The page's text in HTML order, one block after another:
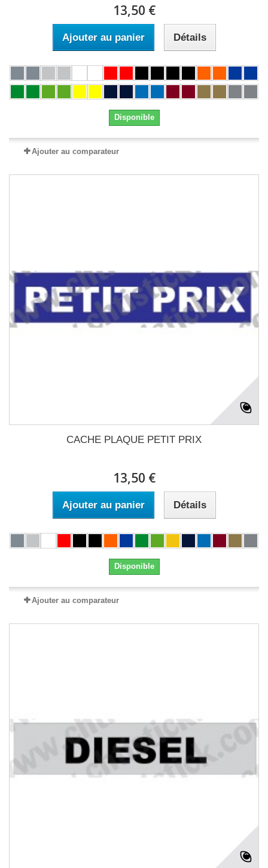
13,50 €
Ajouter au panier Détails
Disponible
Ajouter au comparateur
CACHE PLAQUE PETIT PRIX
13,50 €
Ajouter au panier Détails
Disponible
Ajouter au comparateur